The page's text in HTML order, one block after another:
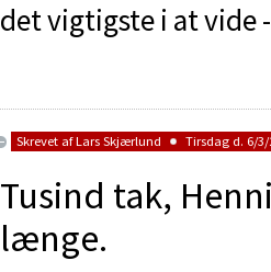
det vigtigste i at vide
Skrevet afLars Skjærlund Tirsdag d. 6/3/
Tusind tak,
længe.